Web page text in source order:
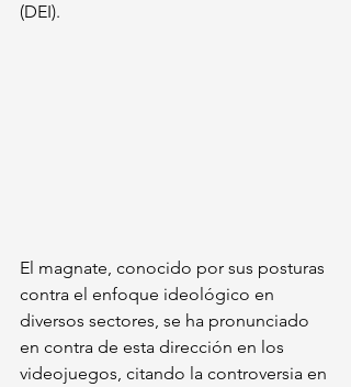
(DEI).
El magnate, conocido por sus posturas
contra el enfoque ideológico en
diversos sectores, se ha pronunciado
en contra de esta dirección en los
videojuegos, citando la controversia en